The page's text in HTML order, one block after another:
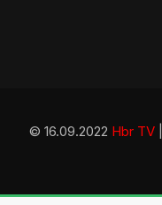
© 16.09.2022 Hbr TV